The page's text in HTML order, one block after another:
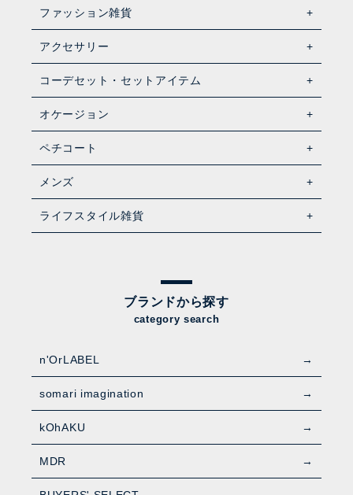
ファッション雑貨
アクセサリー
コーデセット・セットアイテム
オケージョン
ペチコート
メンズ
ライフスタイル雑貨
ブランドから探す
category search
n'OrLABEL
somari imagination
kOhAKU
MDR